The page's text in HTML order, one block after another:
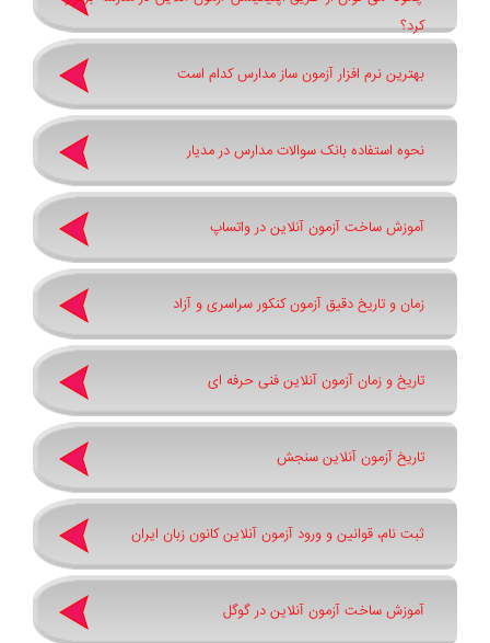
کرد؟
بهترین نرم افزار آزمون ساز مدارس کدام است
نحوه استفاده بانک سوالات مدارس در مدیار
آموزش ساخت آزمون آنلاین در واتساپ
زمان و تاریخ دقیق آزمون کنکور سراسری و آزاد
تاریخ و زمان آزمون آنلاین فنی حرفه ای
تاریخ آزمون آنلاین سنجش
ثبت نام، قوانین و ورود آزمون آنلاین کانون زبان ایران
آموزش ساخت آزمون آنلاین در گوگل